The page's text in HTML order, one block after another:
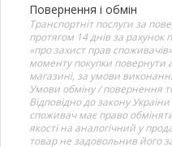
Повернення і обмін
Транспортніт послуги за
протягом 14 днів за рахунок
«про захист прав
моменту покупки повернути
магазині, за умови
Умови обміну / повернення
Відповідно до закону
споживач має право
якості на аналогічний у
товар не задовольнив його